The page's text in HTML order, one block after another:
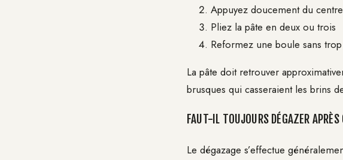
Appuyez doucement du
Pliez la pâte en deux ou trois
Reformez une boule sans
La pâte doit retrouver
brusques qui casseraient les brins
FAUT-IL TOUJOURS DÉGAZER
Le dégazage s’effectue